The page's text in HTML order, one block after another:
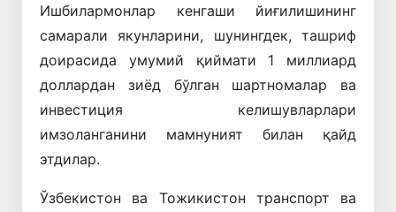
Ишбилармонлар кенгаши йиғилишининг
самарали якунларини, шунингдек, ташриф
доирасида умумий қиймати 1 миллиард
доллардан зиёд бўлган шартномалар ва
инвестиция келишувларлари
имзоланганини мамнуният билан қайд
этдилар.
Ўзбекистон ва Тожикистон транспорт ва